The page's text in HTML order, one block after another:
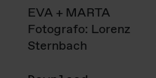
EVA + MARTA
Fotografo: Lorenz
Sternbach